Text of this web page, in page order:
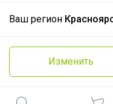
Ваш регион
Изменить
© ООО "Лявита",
Политика